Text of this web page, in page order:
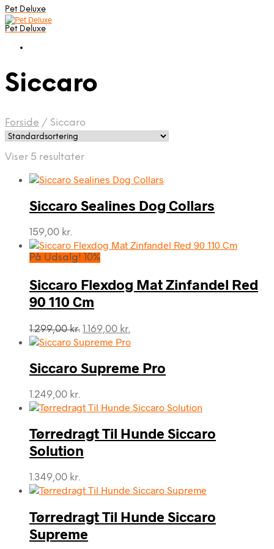
Pet Deluxe
Pet Deluxe
Siccaro
Forside / Siccaro
Viser 5 resultater
Siccaro Sealines Dog Collars
159,00 kr.
På Udsalg! 10%
Siccaro Flexdog Mat Zinfandel Red
90 110 Cm
1.299,00kr. Den
oprindelige
var:
1.299,00 kr..
1.169,00 kr.
aktuelle
er:
1.169,00 kr..
Siccaro Supreme Pro
1.249,00 kr.
Tørredragt Til Hunde Siccaro
Solution
1.349,00 kr.
Tørredragt Til Hunde Siccaro
Supreme